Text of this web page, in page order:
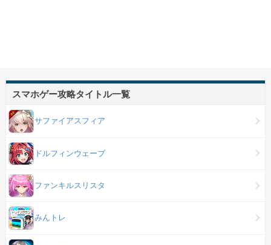
スマホゲー攻略タイトル一覧
サファイアスフィア
ドルフィンウェーブ
ファンキルスリスタ
みんトレ